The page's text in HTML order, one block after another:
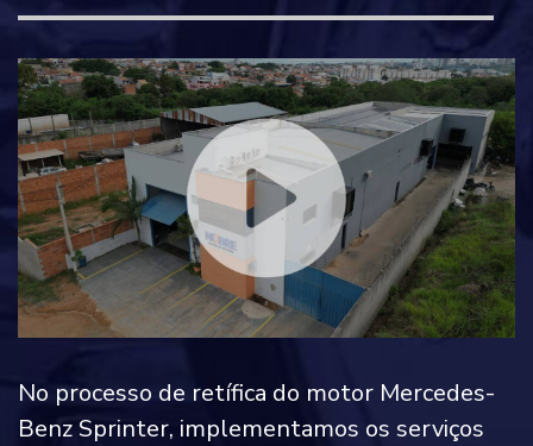
No processo de retífica do motor Mercedes-
Benz Sprinter, implementamos os serviços